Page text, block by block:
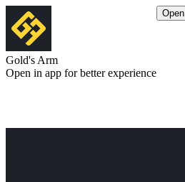
Gold's Arm
Open in app for better experience
Open